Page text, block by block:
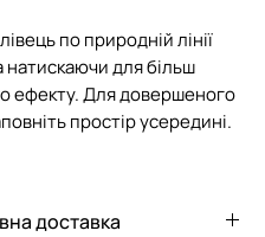
по природній лінії
натискаючи для більш
ефекту. Для довершеного
простір усередині.
доставка